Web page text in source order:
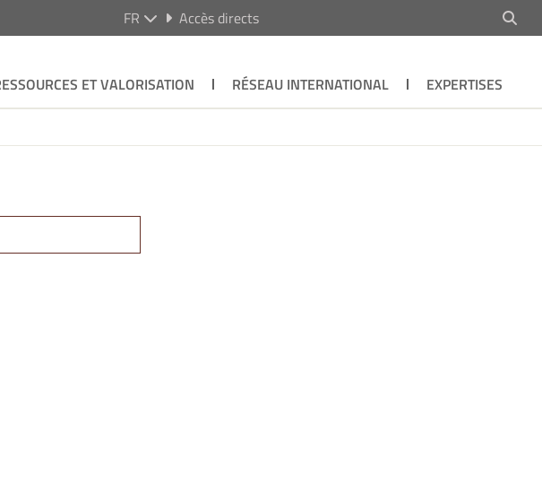
FR Accès directs
ET VALORISATION RÉSEAU INTERNATIONAL
EXPERTISES